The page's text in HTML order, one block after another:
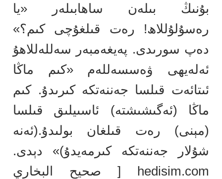
بۇنىڭ بىلەن ساھابىلەر «يا
رەسۇلۇللاھ! رەت قىلغۇچى كىم؟»
دەپ سورىدى. پەيغەمبەر سەللەللاھۇ
ئەلەيھى ۋەسسەللەم «كىم ماڭا
ئىتائەت قىلسا جەننەتكە كىرىدۇ. كىم
ماڭا (ئەگىشىشتە) ئاسىيلىق قىلسا
(مېنى) رەت قىلغان بولىدۇ.(ئەنە
شۇلار جەننەتكە كىرمەيدۇ)» دېدى.
hedisim.com [ صحيح البخاري